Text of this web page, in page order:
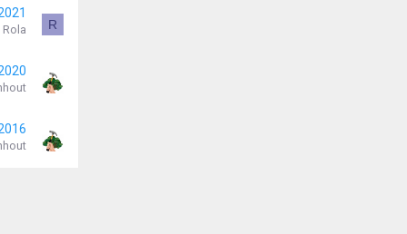
Rola R